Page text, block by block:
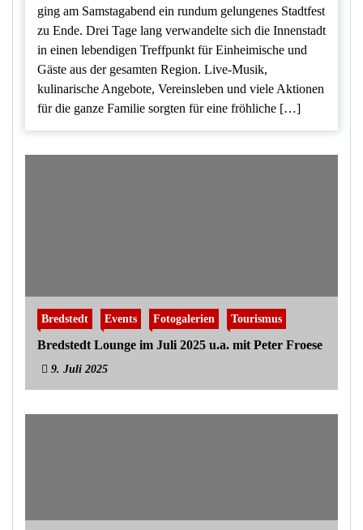
ging am Samstagabend ein rundum gelungenes Stadtfest
zu Ende. Drei Tage lang verwandelte sich die Innenstadt
in einen lebendigen Treffpunkt für Einheimische und
Gäste aus der gesamten Region. Live-Musik,
kulinarische Angebote, Vereinsleben und viele Aktionen
für die ganze Familie sorgten für eine fröhliche […]
Bredstedt Events Fotogalerien Tourismus
Bredstedt Lounge im Juli 2025 u.a. mit Peter Froese
9. Juli 2025